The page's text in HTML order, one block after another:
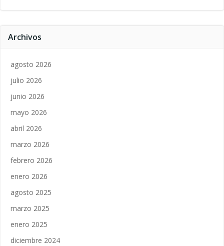
Archivos
agosto 2026
julio 2026
junio 2026
mayo 2026
abril 2026
marzo 2026
febrero 2026
enero 2026
agosto 2025
marzo 2025
enero 2025
diciembre 2024